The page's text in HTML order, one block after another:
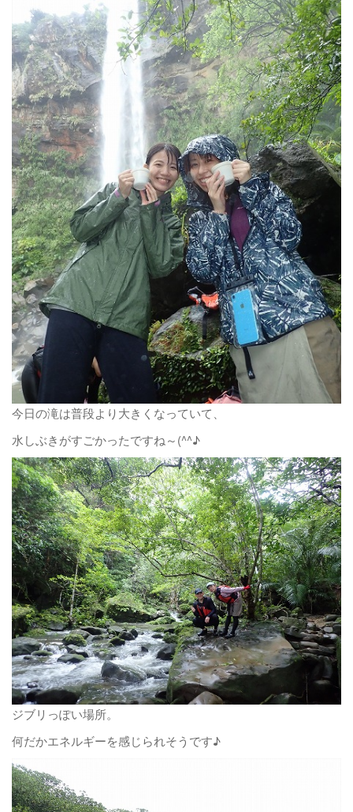
今日の滝は普段より大きくなっていて、
水しぶきがすごかったですね～(^^♪
ジブリっぽい場所。
何だかエネルギーを感じられそうです♪